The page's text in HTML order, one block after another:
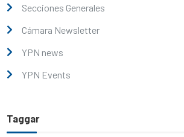
Secciones Generales
Cámara Newsletter
YPN news
YPN Events
Taggar